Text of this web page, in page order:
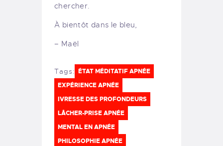
chercher.
À bientôt dans le bleu,
– Maël
Tags: ÉTAT MÉDITATIF APNÉE
EXPÉRIENCE APNÉE
IVRESSE DES PROFONDEURS
LÂCHER-PRISE APNÉE
MENTAL EN APNÉE
PHILOSOPHIE APNÉE